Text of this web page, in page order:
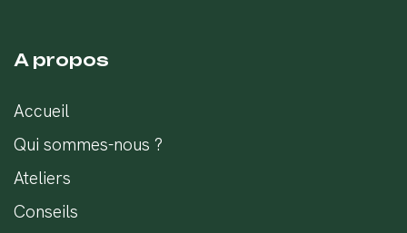
A propos
Accueil
Qui sommes-nous ?
Ateliers
Conseils